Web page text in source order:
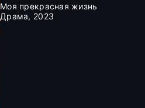
Моя прекрасная жизнь
Драма, 2023